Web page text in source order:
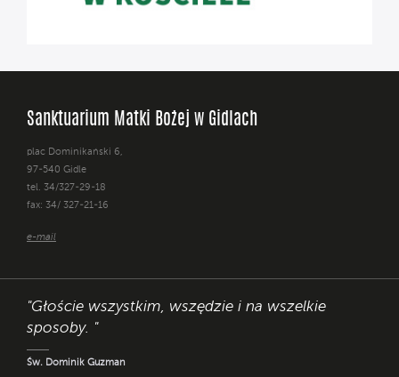
Sanktuarium Matki Bożej w Gidlach
plac Dominikański 6,
97-540 Gidle
tel. 34/327-29-18
fax: 34/ 327-21-16
e-mail
"Głoście wszystkim, wszędzie i na wszelkie
sposoby. "
Św. Dominik Guzman